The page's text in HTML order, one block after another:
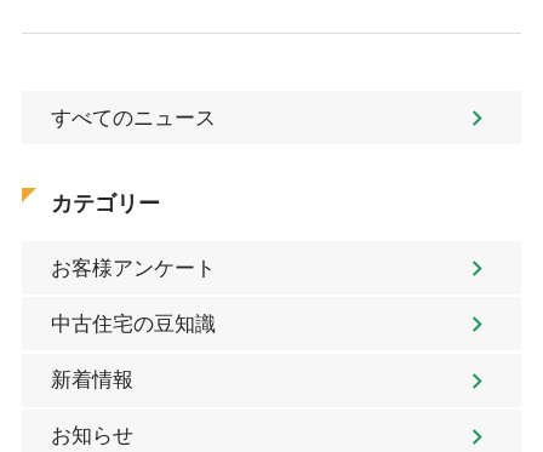
すべてのニュース
カテゴリー
お客様アンケート
中古住宅の豆知識
新着情報
お知らせ